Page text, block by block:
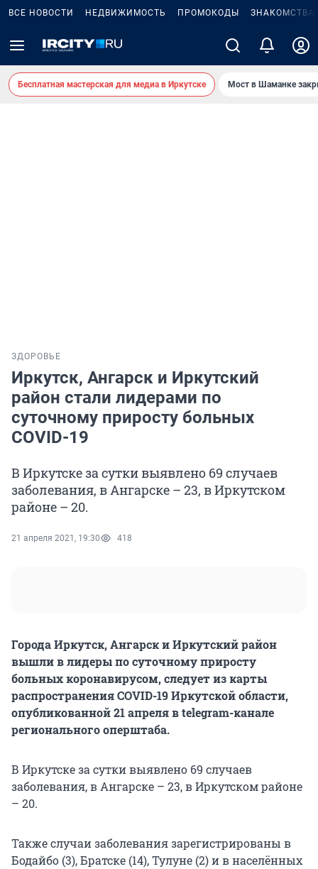
ВСЕ НОВОСТИ НЕДВИЖИМОСТЬ ПРОМОКОДЫ ЗНАКОМСТВА
Бесплатная мастерская для медиа в Иркутске Мост в Шаманке
ЗДОРОВЬЕ
Иркутск, Ангарск и Иркутский
район стали лидерами по
суточному приросту больных
COVID-19
В Иркутске за сутки выявлено 69 случаев
заболевания, в Ангарске – 23, в Иркутском
районе – 20.
21 апреля 2021, 19:30 418
Города Иркутск, Ангарск и Иркутский район
вышли в лидеры по суточному приросту
больных коронавирусом, следует из карты
распространения COVID-19 Иркутской области,
опубликованной 21 апреля в telegram-канале
регионального оперштаба.
В Иркутске за сутки выявлено 69 случаев
заболевания, в Ангарске – 23, в Иркутском районе
– 20.
Также случаи заболевания зарегистрированы в
Бодайбо (3), Братске (14), Тулуне (2) и в населённых